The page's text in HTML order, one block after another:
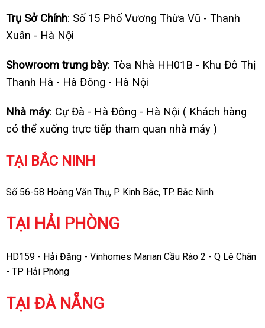
Trụ Sở Chính: Số 15 Phố Vương Thừa Vũ - Thanh
Xuân - Hà Nội
Showroom trưng bày: Tòa Nhà HH01B - Khu Đô Thị
Thanh Hà - Hà Đông - Hà Nội
Nhà máy: Cự Đà - Hà Đông - Hà Nội ( Khách hàng
có thể xuống trực tiếp tham quan nhà máy )
TẠI BẮC NINH
Số 56-58 Hoàng Văn Thụ, P. Kinh Bắc, TP. Bắc Ninh
TẠI HẢI PHÒNG
HD159 - Hải Đăng - Vinhomes Marian Cầu Rào 2 - Q Lê Chân
- TP Hải Phòng
TẠI ĐÀ NẴNG